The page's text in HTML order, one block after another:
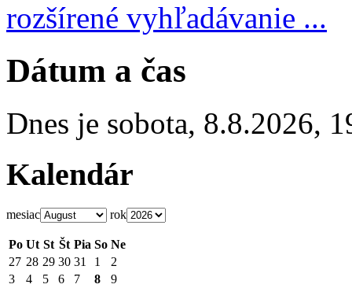
rozšírené vyhľadávanie ...
Dátum a čas
Dnes je sobota, 8.8.2026,
Kalendár
mesiac rok
Po Ut St Št Pia So Ne
27 28 29 30 31 1
2
3
4 5 6 7 8
9